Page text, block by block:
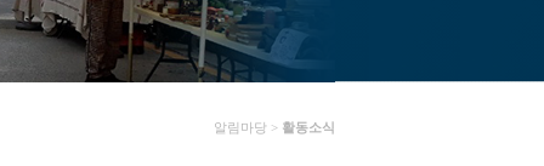
알림마당 > 활동소식